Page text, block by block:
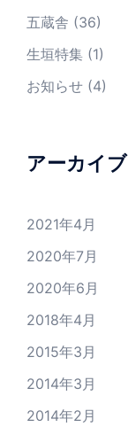
五蔵舎 (36)
生垣特集 (1)
お知らせ (4)
アーカイブ
2021年4月
2020年7月
2020年6月
2018年4月
2015年3月
2014年3月
2014年2月